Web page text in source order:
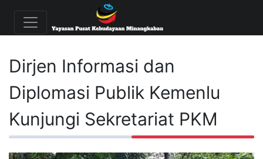
Dirjen Informasi dan
Diplomasi Publik Kemenlu
Kunjungi Sekretariat PKM